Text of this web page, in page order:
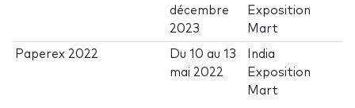
décembre
2023
Exposition
Mart
Paperex 2022 Du10 au13
mai 2022
India
Exposition
Mart